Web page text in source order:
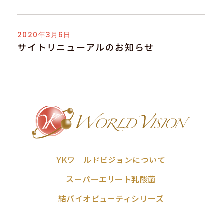
2020年3月6日
サイトリニューアルのお知らせ
YKワールドビジョンについて
スーパーエリート乳酸菌
結バイオビューティシリーズ